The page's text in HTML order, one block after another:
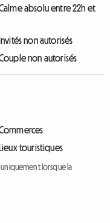
absolu entre 22h et
Invités non autorisés
non autorisés
Lieux touristiques
lorsque la